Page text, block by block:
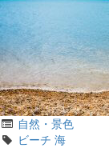
カ
テ
ゴ
自然・景色
タビーチ 海